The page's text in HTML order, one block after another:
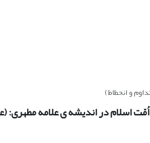
و انحطاط)
اُمّت اسلام در اندیشه ی علامه مطهری: